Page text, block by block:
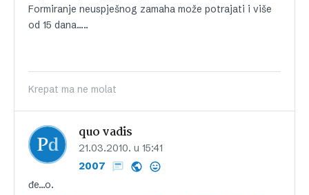
Formiranje neuspješnog zamaha može potrajati i više
od 15 dana…..
Krepat ma ne molat
quo vadis
21.03.2010. u 15:41
2007
đe…o.